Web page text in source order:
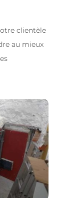
clientèle
au mieux